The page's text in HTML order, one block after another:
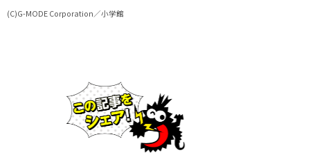
(C)G-MODE Corporation／小学館